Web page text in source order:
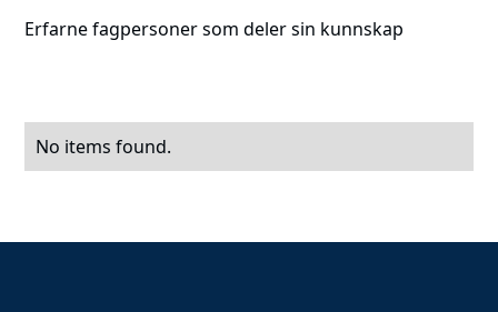
Erfarne fagpersoner som deler sin kunnskap
No items found.